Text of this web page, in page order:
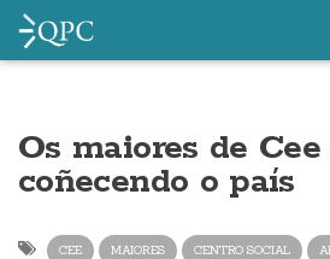
Os maiores de
coñecendo o país
CEE MAIORES CENTRO SOCIAL